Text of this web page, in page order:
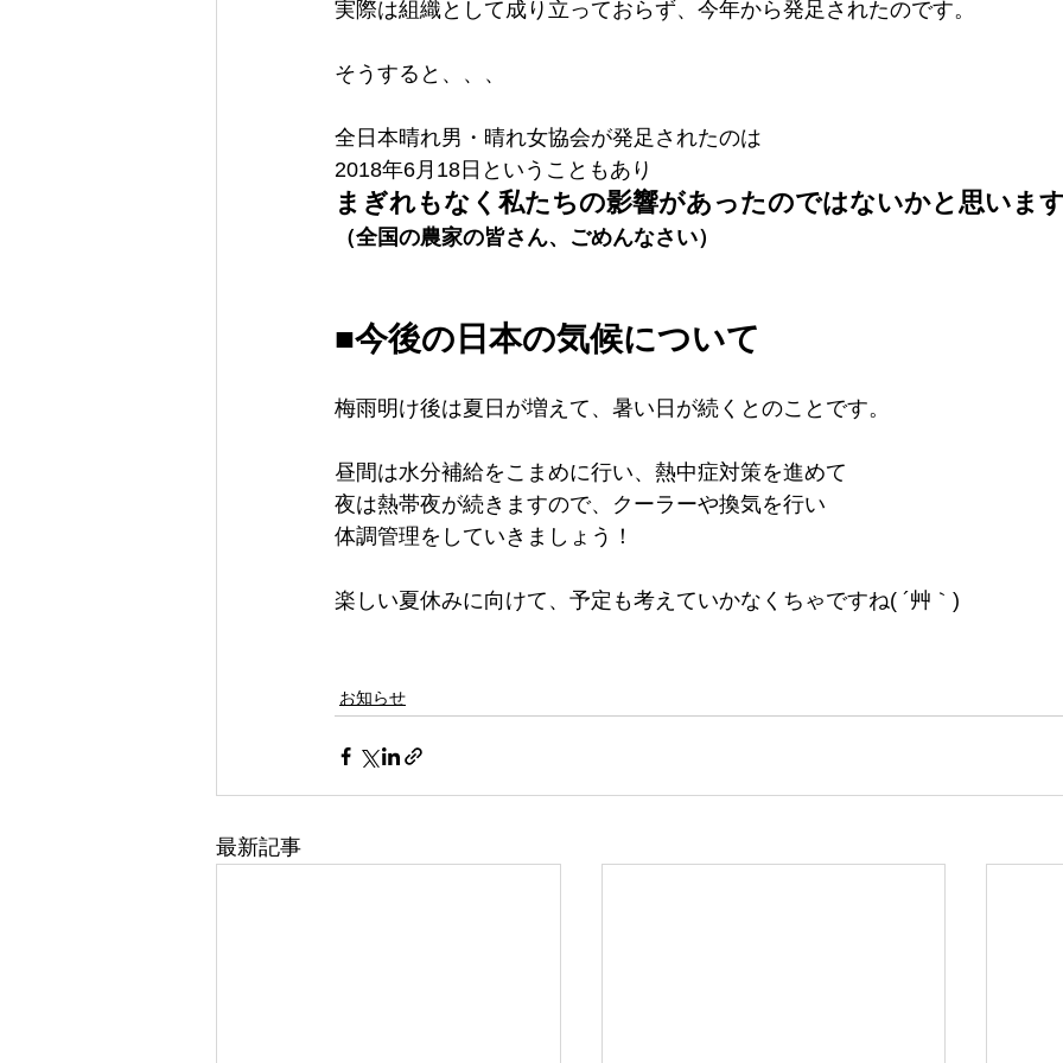
実際は組織として成り立っておらず、今年から発足されたのです。
そうすると、、、
全日本晴れ男・晴れ女協会が発足されたのは
2018年6月18日ということもあり
まぎれもなく私たちの影響があったのではないかと思いま
（全国の農家の皆さん、ごめんなさい）
■今後の日本の気候について
梅雨明け後は夏日が増えて、暑い日が続くとのことです。
昼間は水分補給をこまめに行い、熱中症対策を進めて
夜は熱帯夜が続きますので、クーラーや換気を行い
体調管理をしていきましょう！
楽しい夏休みに向けて、予定も考えていかなくちゃですね( ´艸｀)
お知らせ
最新記事